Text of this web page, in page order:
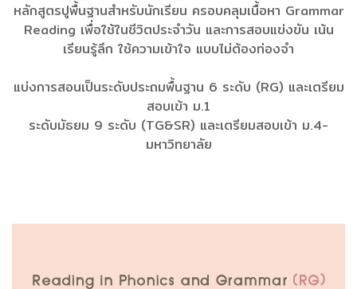
หลักสูตรปูพื้นฐานสำหรับนักเรียน ครอบคลุมเนื้อหา Grammar
Reading เพื่อใช้ในชีวิตประจำวัน และการสอบแข่งขัน เน้น
เรียนรู้ลึก ใช้ความเข้าใจ แบบไม่ต้องท่องจำ
แบ่งการสอนเป็นระดับประถมพื้นฐาน 6 ระดับ (RG) และเตรียม
สอบเข้า ม.1
ระดับมัธยม 9 ระดับ (TG&SR) และเตรียมสอบเข้า ม.4-
มหาวิทยาลัย